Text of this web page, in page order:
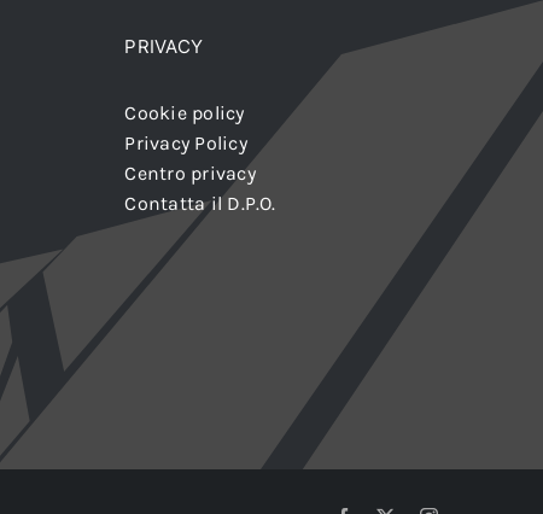
PRIVACY
Cookie policy
Privacy Policy
Centro privacy
Contatta il D.P.O.